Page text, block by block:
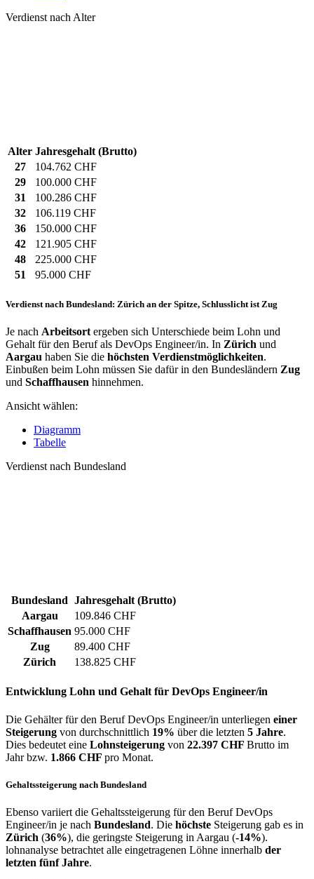
Verdienst nach Alter
Alter Jahresgehalt (Brutto)
27
104.762 CHF
29
100.000 CHF
31
100.286 CHF
32
106.119 CHF
36
150.000 CHF
42
121.905 CHF
48
225.000 CHF
51
95.000 CHF
Verdienst nach Bundesland: Zürich an der Spitze, Schlusslicht ist Zug
Je nach Arbeitsort ergeben sich Unterschiede beim Lohn und
Gehalt für den Beruf als DevOps Engineer/in. In Zürich und
Aargau haben Sie die höchsten Verdienstmöglichkeiten.
Einbußen beim Lohn müssen Sie dafür in den Bundesländern Zug
und Schaffhausen hinnehmen.
Ansicht wählen:
Diagramm
Tabelle
Verdienst nach Bundesland
Bundesland Jahresgehalt (Brutto)
Aargau
109.846 CHF
Schaffhausen 95.000 CHF
Zug
89.400 CHF
Zürich
138.825 CHF
Entwicklung Lohn und Gehalt für DevOps Engineer/in
Die Gehälter für den Beruf DevOps Engineer/in unterliegen einer
Steigerung von durchschnittlich 19% über die letzten 5 Jahre.
Dies bedeutet eine Lohnsteigerung von 22.397 CHF Brutto im
Jahr bzw. 1.866 CHF pro Monat.
Gehaltssteigerung nach Bundesland
Ebenso variiert die Gehaltssteigerung für den Beruf DevOps
Engineer/in je nach Bundesland. Die höchste Steigerung gab es in
Zürich (36%), die geringste Steigerung in Aargau (-14%).
lohnanalyse betrachtet alle eingetragenen Löhne innerhalb der
letzten fünf Jahre.